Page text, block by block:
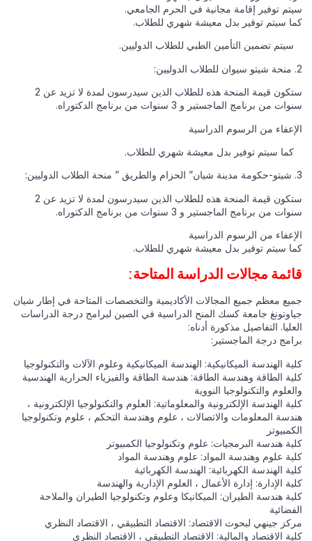
سيتم توفير إقامة مجانية في الحرم الجامعي.
كما سيتم توفير بدل معيشة شهري للطلاب.
سيتم تضمين التأمين الطبي للطلاب الدوليين.
2. منحة شيتو سيوان للطلاب الدوليين:
ستكون قيمة المنحة هذه للطلاب الذين سيدرسون لمدة لا تزيد عن 2
سنوات من برنامج الماجستير و 3 سنوات من برنامج الدكتوراه.
الإعفاء من الرسوم الدراسية
كما سيتم توفير بدل معيشة شهري للطلاب.
3. شيتو-حكومة مدينة شيان” الحزام والطريق ” منحة الطلاب الدوليين:
ستكون قيمة المنحة هذه للطلاب الذين سيدرسون لمدة لا تزيد عن 2
سنوات من برنامج الماجستير و 3 سنوات من برنامج الدكتوراه.
الإعفاء من الرسوم الدراسية
كما سيتم توفير بدل معيشة شهري للطلاب.
قائمة مجالات الدراسة المتاحة:
جميع معظم جميع المجالات الأكاديمية والتخصصات المتاحة في إطار شيان
جياوتونغ جامعة كسك المنح الدراسية في الصين لبرامج درجة الدراسات
العليا. التفاصيل مذكورة أدناه:
برامج درجة الماجستير:
كلية الهندسة الميكانيكية: الهندسة الميكانيكية وعلوم الآلات والتكنولوجيا
كلية الطاقة وهندسة الطاقة: هندسة الطاقة والفيزياء الحرارية الهندسية
والعلوم والتكنولوجيا النووية
كلية الهندسة الإلكترونية والمعلوماتية: العلوم والتكنولوجيا الإلكترونية ،
هندسة المعلومات والاتصالات ، علوم وهندسة التحكم ، علوم وتكنولوجيا
الكمبيوتر
كلية هندسة البرمجيات: علوم وتكنولوجيا الكمبيوتر
كلية علوم وهندسة المواد: علوم وهندسة المواد
كلية الهندسة الكهربائية: الهندسة الكهربائية
كلية الإدارة: إدارة الأعمال ، العلوم الإدارية والهندسة
كلية هندسة الطيران: الميكانيكا وعلوم وتكنولوجيا الطيران والملاحة
الفضائية
مركز جينهي لبحوث الاقتصاد: الاقتصاد التطبيقي ، الاقتصاد النظري
كلية الاقتصاد والمالية: الاقتصاد التطبيقي ، الاقتصاد النظري